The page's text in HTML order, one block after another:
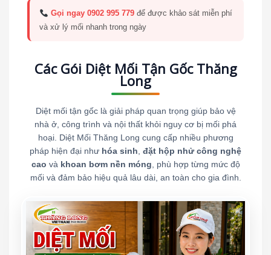
Gọi ngay 0902 995 779để được khảo sát miễn phí
và xử lý mối nhanh trong ngày
Các Gói Diệt Mối Tận Gốc Thăng
Long
Diệt mối tận gốc là giải pháp quan trọng giúp bảo vệ
nhà ở, công trình và nội thất khỏi nguy cơ bị mối phá
hoại. Diệt Mối Thăng Long cung cấp nhiều phương
pháp hiện đại như hóa sinh, đặt hộp nhử công nghệ
cao và khoan bơm nền móng, phù hợp từng mức độ
mối và đảm bảo hiệu quả lâu dài, an toàn cho gia đình.